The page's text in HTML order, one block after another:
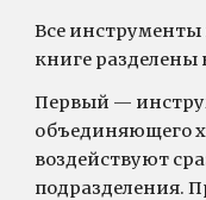
Все
книге разделены
Первый —
объединяющего
воздействуют
подразделения.